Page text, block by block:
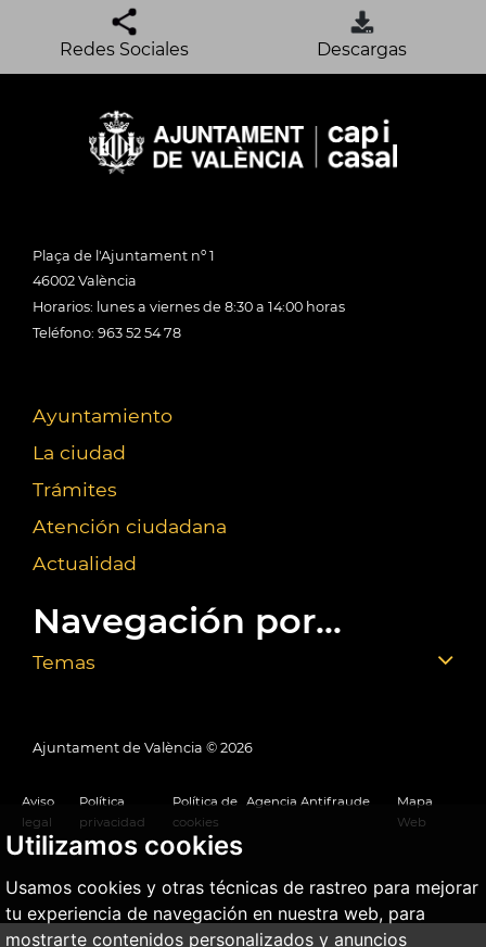
Utilizamos cookies
Usamos cookies y otras técnicas de rastreo para mejorar
tu experiencia de navegación en nuestra web, para
mostrarte contenidos personalizados y anuncios
Redes Sociales Descargas
Plaça de l'Ajuntament nº 1
46002 València
Horarios: lunes a viernes de 8:30 a 14:00 horas
Teléfono: 963 52 54 78
Ayuntamiento
La ciudad
Trámites
Atención ciudadana
Actualidad
Navegación por...
Temas
Ajuntament de València © 2026
Aviso
legal
Política
privacidad
Política de
cookies
Agencia Antifraude
Mapa
Web